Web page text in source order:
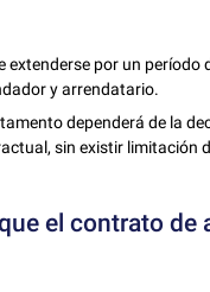
por un
y arrendatario.
dependerá de la
sin existir limitación
el contrato de